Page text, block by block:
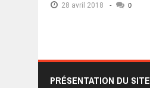
28 avril 2018 - 0
PRÉSENTATION DU SITE